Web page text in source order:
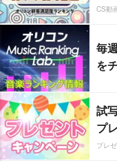
CS動
毎
を
試
プ
プレ